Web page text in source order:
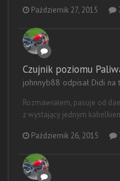
Październik 27, 2015
Czujnik poziomu
johnnyb88 odpisał Didi na
Rozmawiałem, pasuje od
z wystający jednym
Październik 26, 2015